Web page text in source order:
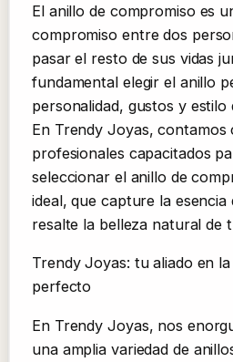
El anillo de compromiso es
compromiso entre dos
pasar el resto de sus vidas
fundamental elegir el anillo
personalidad, gustos y estilo
En Trendy Joyas, contamos
profesionales capacitados
seleccionar el anillo de
ideal, que capture la
resalte la belleza natural de
Trendy Joyas: tu aliado en
perfecto
En Trendy Joyas, nos
una amplia variedad de